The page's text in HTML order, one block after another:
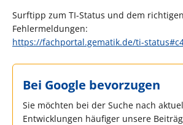
Surftipp zum TI-Status und dem
Fehlermeldungen:
https://fachportal.gematik.de/ti-
Bei Google bevorzugen
Sie möchten bei der Suche nach
Entwicklungen häufiger unsere